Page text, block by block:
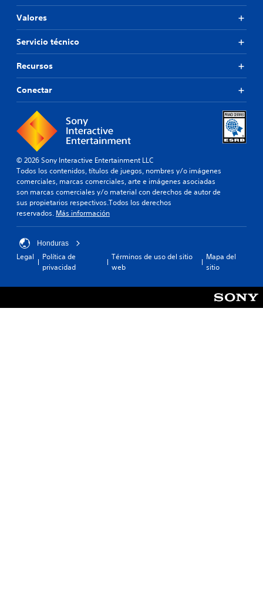
Valores
Servicio técnico
Recursos
Conectar
© 2026 Sony Interactive Entertainment LLC
Todos los contenidos, títulos de juegos, nombres y/o imágenes
comerciales, marcas comerciales, arte e imágenes asociadas
son marcas comerciales y/o material con derechos de autor de
sus propietarios respectivos.Todos los derechos
reservados. Más información
Honduras
Legal
Política de
privacidad
Términos de uso del sitio
web
Mapa del
sitio